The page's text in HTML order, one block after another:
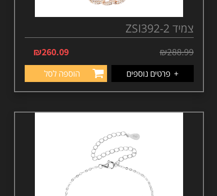
צמיד ZSI392-2
₪288.99
₪260.09
+ פרטים נוספים הוספה לסל